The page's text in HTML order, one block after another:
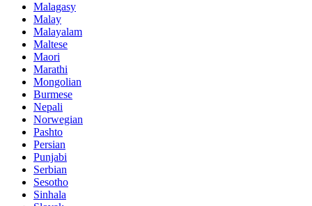
Malagasy
Malay
Malayalam
Maltese
Maori
Marathi
Mongolian
Burmese
Nepali
Norwegian
Pashto
Persian
Punjabi
Serbian
Sesotho
Sinhala